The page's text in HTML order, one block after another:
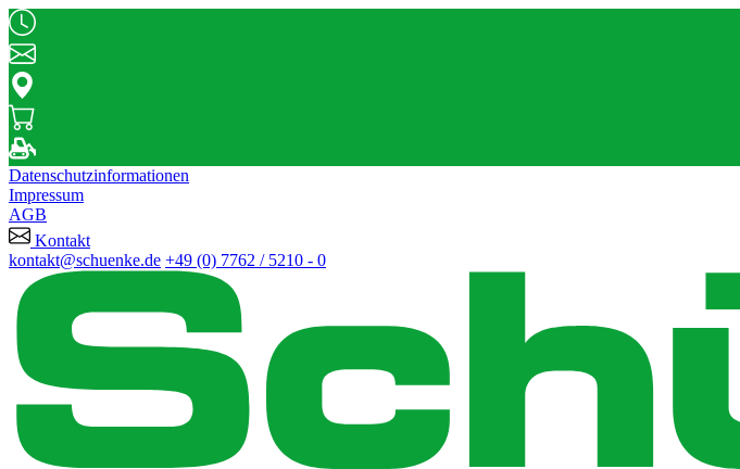
Datenschutzinformationen
Impressum
AGB
Kontakt
kontakt@schuenke.de +49 (0) 7762 / 5210 - 0